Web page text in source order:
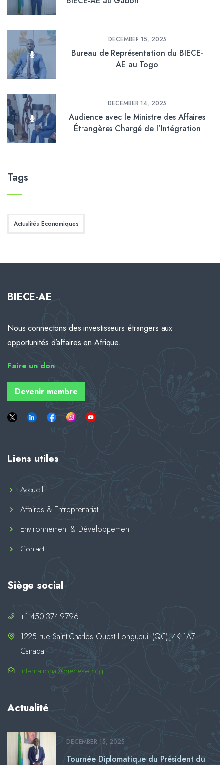
DECEMBER 15, 2025
Bureau de Représentation du BIECE-
AE au Togo
DECEMBER 14, 2025
Audience avec le Ministre des Affaires
Étrangères Chargé de l’Intégration
Tags
Actualités Economiques
BIECE-AE
Nous connectons des investisseurs étrangers aux
opportunités d’affaires en Afrique.
Faire un don
Devenir membre
Liens utiles
Accueil
Affaires & Entreprenariat
Environnement & Développement
Contact
Siège social
+1 450-374-9796
1225 rue Saint-Charles Ouest Longueuil (QC) J4K 1A7
Canada
international@bieceae.org
Actualité
DECEMBER 15, 2025
Tournée Diplomatique du Président du